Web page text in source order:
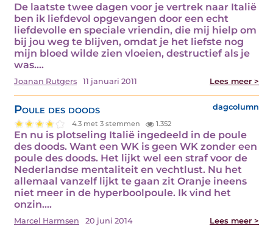
De laatste twee dagen voor je vertrek naar Italië
ben ik liefdevol opgevangen door een echt
liefdevolle en speciale vriendin, die mij hielp om
bij jou weg te blijven, omdat je het liefste nog
mijn bloed wilde zien vloeien, destructief als je
was.…
Joanan Rutgers 11 januari 2011 Lees meer >
Poule des doods dagcolumn
4.3 met 3 stemmen 1.352
En nu is plotseling Italië ingedeeld in de poule
des doods. Want een WK is geen WK zonder een
poule des doods. Het lijkt wel een straf voor de
Nederlandse mentaliteit en vechtlust. Nu het
allemaal vanzelf lijkt te gaan zit Oranje ineens
niet meer in de hyperboolpoule. Ik vind het
onzin.…
Marcel Harmsen 20 juni 2014 Lees meer >